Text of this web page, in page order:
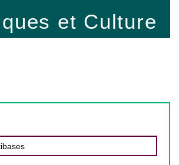
et Culture